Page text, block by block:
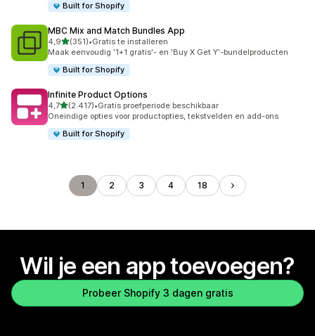
Built for Shopify
MBC Mix and Match Bundles App
4,9van 5 sterren
(351)
351 recensies in totaal
•Gratis te installeren
Maak eenvoudig '1+1 gratis'- en 'Buy X Get Y'-bundelproducten
Built for Shopify
Infinite Product Options
4,7van 5 sterren
(2.417)
2417 recensies in totaal
•Gratis proefperiode beschikbaar
Oneindige opties voor productopties, tekstvelden en add-ons
Built for Shopify
1 2 3 4 18
Wil je een app toevoegen?
Probeer Shopify 3 dagen gratis